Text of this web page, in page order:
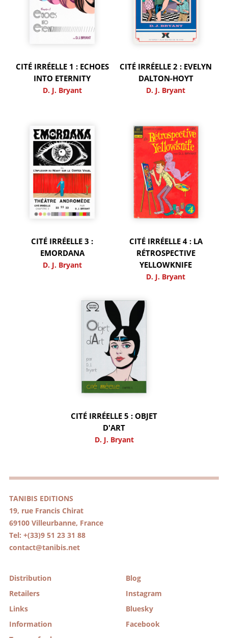
CITÉ IRRÉELLE 1 : ECHOES
INTO ETERNITY
D. J. Bryant
CITÉ IRRÉELLE 2 : EVELYN
DALTON-HOYT
D. J. Bryant
CITÉ IRRÉELLE 3 :
EMORDANA
D. J. Bryant
CITÉ IRRÉELLE 4 : LA
RÉTROSPECTIVE
YELLOWKNIFE
D. J. Bryant
CITÉ IRRÉELLE 5 : OBJET
D'ART
D. J. Bryant
TANIBIS EDITIONS
19, rue Francis Chirat
69100 Villeurbanne, France
Tel: +(33)9 51 23 31 88
contact@tanibis.net
Distribution
Retailers
Links
Information
Blog
Instagram
Bluesky
Facebook